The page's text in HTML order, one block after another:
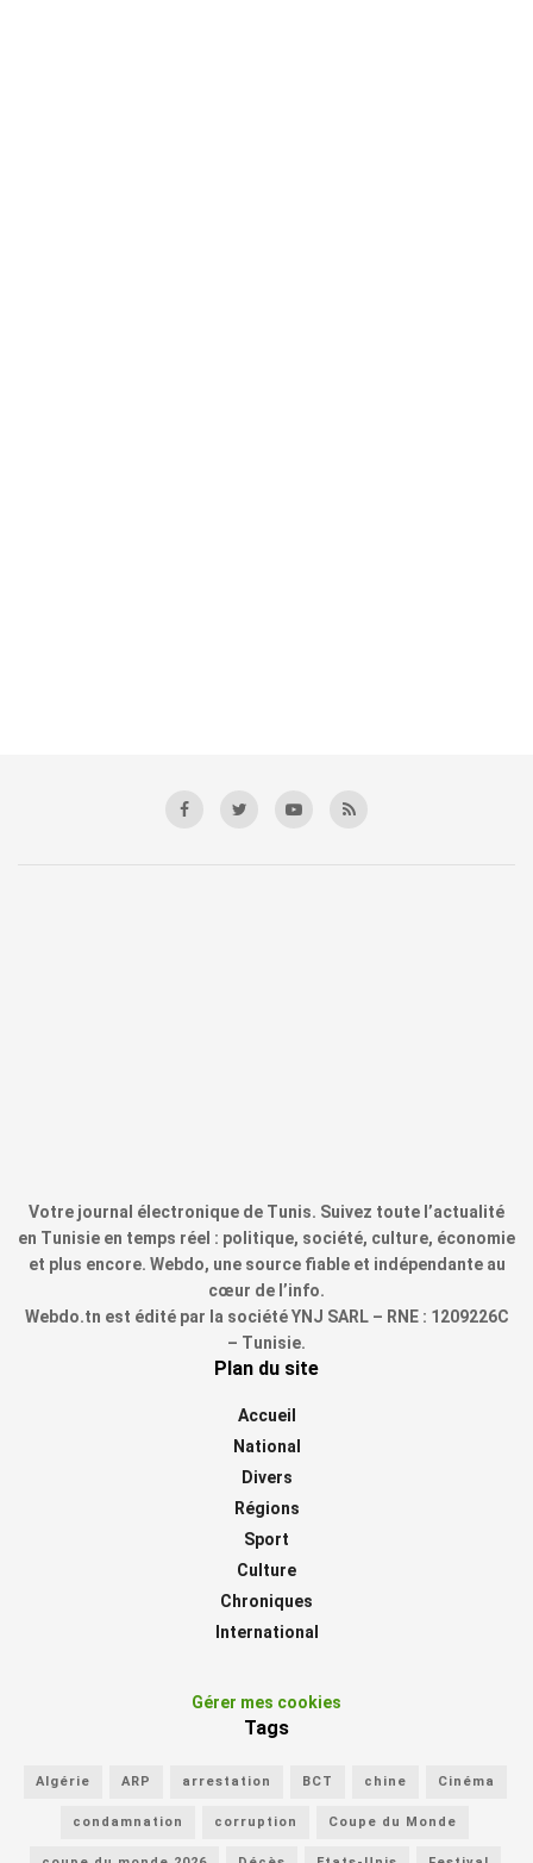
Votre journal électronique de Tunis. Suivez toute l’actualité
en Tunisie en temps réel : politique, société, culture, économie
et plus encore. Webdo, une source fiable et indépendante au
cœur de l’info.
Webdo.tn est édité par la société YNJ SARL – RNE : 1209226C
– Tunisie.
Plan du site
Accueil
National
Divers
Régions
Sport
Culture
Chroniques
International
Gérer mes cookies
Tags
Algérie ARP arrestation BCT chine Cinéma
condamnation corruption Coupe du Monde